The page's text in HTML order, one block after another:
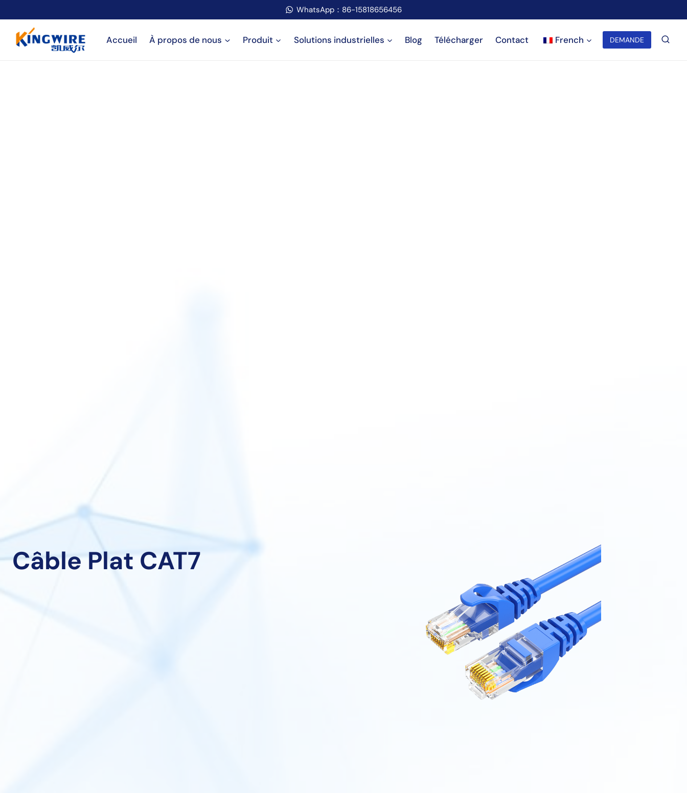
au
contenu
WhatsApp：86-15818656456
Accueil À propos de nous Produit Solutions industrielles Blog Télécharger Contact French DEMANDE
Câble Plat CAT7